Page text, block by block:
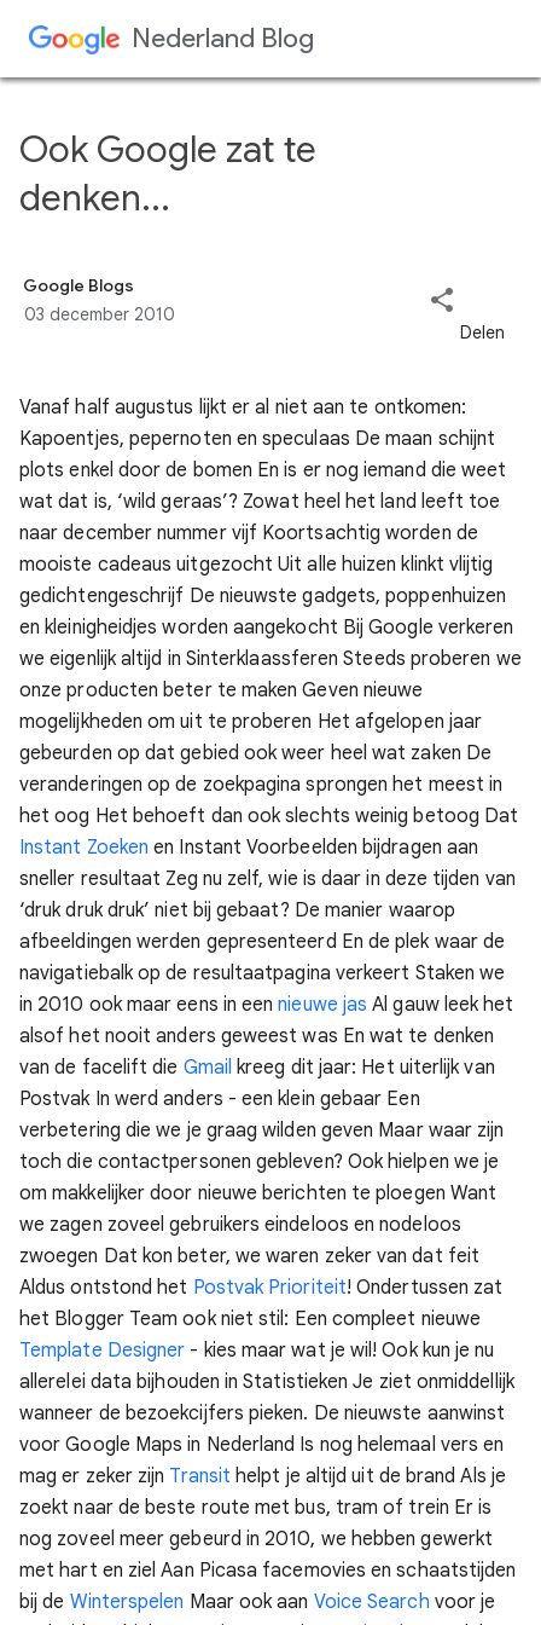
Doorgaan naar hoofdcontent
Ook Google zat te
denken...
Google Blogs
03 december 2010
Vanaf half augustus lijkt er al niet aan te ontkomen:
Kapoentjes, pepernoten en speculaas De maan schijnt
plots enkel door de bomen En is er nog iemand die weet
wat dat is, ‘wild geraas’? Zowat heel het land leeft toe
naar december nummer vijf Koortsachtig worden de
mooiste cadeaus uitgezocht Uit alle huizen klinkt vlijtig
gedichtengeschrijf De nieuwste gadgets, poppenhuizen
en kleinigheidjes worden aangekocht Bij Google verkeren
we eigenlijk altijd in Sinterklaassferen Steeds proberen we
onze producten beter te maken Geven nieuwe
mogelijkheden om uit te proberen Het afgelopen jaar
gebeurden op dat gebied ook weer heel wat zaken De
veranderingen op de zoekpagina sprongen het meest in
het oog Het behoeft dan ook slechts weinig betoog Dat
Instant Zoeken en Instant Voorbeelden bijdragen aan
sneller resultaat Zeg nu zelf, wie is daar in deze tijden van
‘druk druk druk’ niet bij gebaat? De manier waarop
afbeeldingen werden gepresenteerd En de plek waar de
navigatiebalk op de resultaatpagina verkeert Staken we
in 2010 ook maar eens in eennieuwe jas Al gauw leek het
alsof het nooit anders geweest was En wat te denken
van de facelift die Gmail kreeg dit jaar: Het uiterlijk van
Postvak In werd anders - een klein gebaar Een
verbetering die we je graag wilden geven Maar waar zijn
toch die contactpersonen gebleven? Ook hielpen we je
om makkelijker door nieuwe berichten te ploegen Want
we zagen zoveel gebruikers eindeloos en nodeloos
zwoegen Dat kon beter, we waren zeker van dat feit
Aldus ontstond het Postvak Prioriteit! Ondertussen zat
het Blogger Team ook niet stil: Een compleet nieuwe
Template Designer - kies maar wat je wil! Ook kun je nu
allerelei data bijhouden in Statistieken Je ziet onmiddellijk
wanneer de bezoekcijfers pieken. De nieuwste aanwinst
voor Google Maps in Nederland Is nog helemaal vers en
mag er zeker zijn Transit helpt je altijd uit de brand Als je
zoekt naar de beste route met bus, tram of trein Er is
nog zoveel meer gebeurd in 2010, we hebben gewerkt
met hart en zielAan Picasa facemovies en schaatstijden
bij de Winterspelen Maar ook aan Voice Search voor je